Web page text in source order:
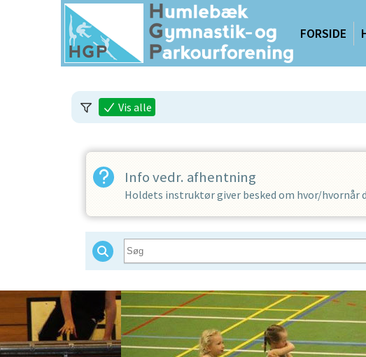
FORSIDE
Vis alle
Info vedr. afhentning
Holdets instruktør giver besked om hvor/hvornår